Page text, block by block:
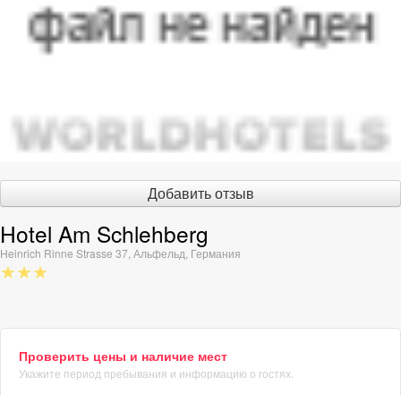
Добавить отзыв
Hotel Am Schlehberg
Heinrich Rinne Strasse 37 Альфельд Германия
★★★
Проверить цены и наличие мест
Укажите период пребывания и информацию о гостях.